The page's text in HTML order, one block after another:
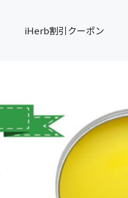
iHerb割引クーポン